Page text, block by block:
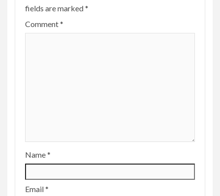
fields are marked*
Comment*
Name*
Email*